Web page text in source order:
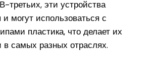
третьих, эти устройства
могут использоваться с
пластика, что делает их
самых разных отраслях.